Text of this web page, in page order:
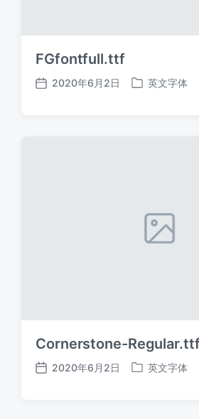
FGfontfull.ttf
发
2020年6月2日
发
英文字体
Cornerstone-
发
2020年6月2日
发
英文字体